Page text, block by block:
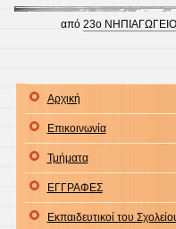
από23ο
Αρχική
Επικοινωνία
Τμήματα
ΕΓΓΡΑΦΕΣ
Εκπαιδευτικοί του